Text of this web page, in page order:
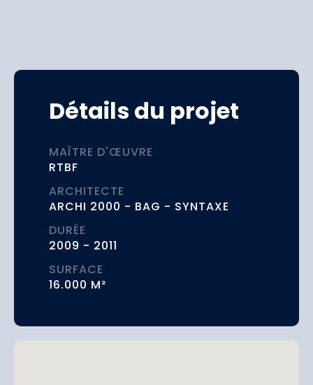
Détails du projet
MAÎTRE D'ŒUVRE
RTBF
ARCHITECTE
ARCHI 2000 - BAG - SYNTAXE
DURÉE
2009 - 2011
SURFACE
16.000 M²